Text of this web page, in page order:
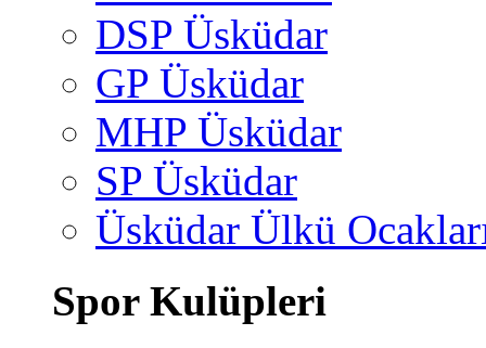
DSP Üsküdar
GP Üsküdar
MHP Üsküdar
SP Üsküdar
Üsküdar Ülkü
Spor Kulüpleri